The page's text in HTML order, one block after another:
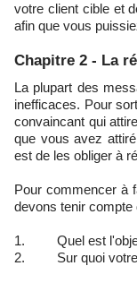
votre client cible et
afin que vous
Chapitre 2 - La
La plupart des messages marketing sont ennuyeux, timides et
inefficaces. Pour
convaincant qui
que vous avez
est de les obliger à
Pour commencer à
devons tenir
1. Quel est
2. Sur quoi votre